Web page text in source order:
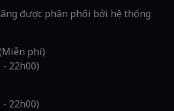
được phân phối bởi hệ thống
phí)
- 22h00)
- 22h00)